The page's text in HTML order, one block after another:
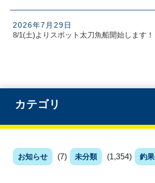
8/1(土)よりスポット太刀魚船開始します！
2026年7月29日
カテゴリ
お知らせ (7) 未分類 (1,354) 釣果